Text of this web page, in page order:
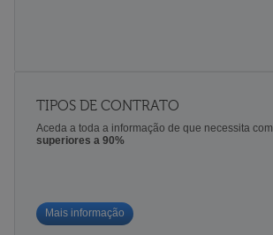
TIPOS DE CONTRATO
Aceda a toda a informação de que necessita com
superiores a 90%
Mais informação